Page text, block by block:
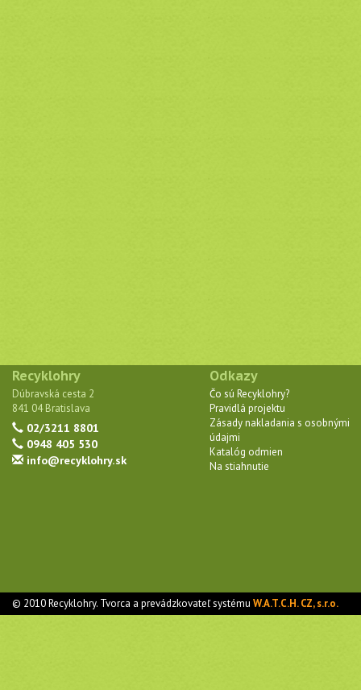
Recyklohry
Dúbravská cesta 2
841 04 Bratislava
02/3211 8801
0948 405 530
info@recyklohry.sk
Odkazy
Čo sú Recyklohry?
Pravidlá projektu
Zásady nakladania s osobnými
údajmi
Katalóg odmien
Na stiahnutie
© 2010 Recyklohry. Tvorca a prevádzkovateľ systémuW.A.T.C.H. CZ, s.r.o.